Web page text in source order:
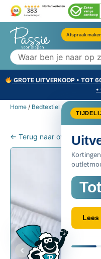
Afspraak maken
GROTE UITVERKOOP • TOT
•
Lees
Home / Bedtextiel / Hoeslakens/
← Terug naar overzicht